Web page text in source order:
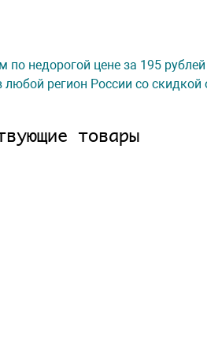
недорогой цене за 195
регион России со
товары